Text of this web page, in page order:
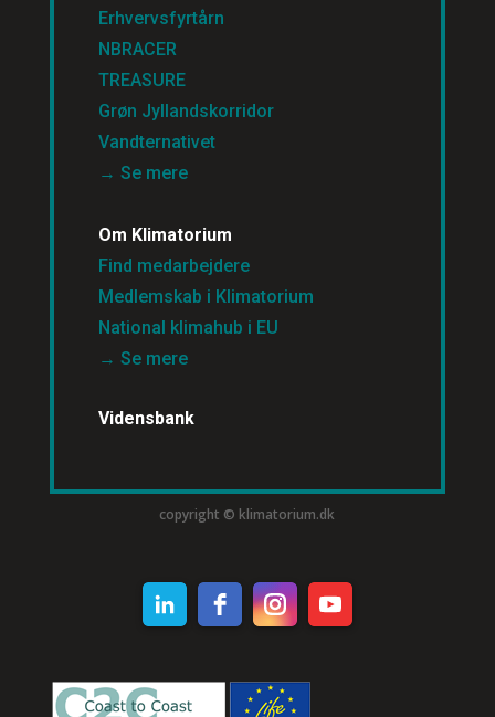
Erhvervsfyrtårn
NBRACER
TREASURE
Grøn Jyllandskorridor
Vandternativet
→ Se mere
Om Klimatorium
Find medarbejdere
Medlemskab i Klimatorium
National klimahub i EU
→ Se mere
Vidensbank
copyright © klimatorium.dk